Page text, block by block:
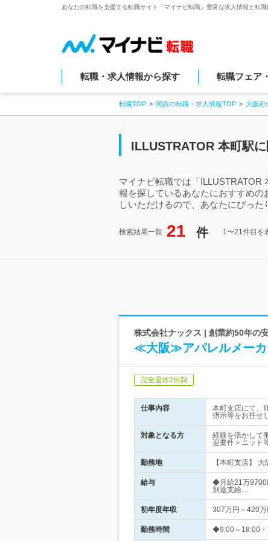
あなたの転職を支援する転職サイト「マイナビ転職」豊富な求人情報と転
転職・求人情報から探す 転職フェア
転職TOP 関西の転職・求人情報TOP 大阪府
ILLUSTRATOR 本町駅
マイナビ転職では「ILLUSTRATOR
報を探しているあなたにおすすめ
しいただけるので、あなたにぴっ
検索結果一覧 21 件 1〜21件目を
株式会社ナックス | 創業約50年の
≪大阪≫アパレルメーカ
完全週休2日制
仕事内容
本町支店にて、
指示等をお任せ
対象となる方
経験を活かして
迎要件＞ニット
勤務地 【本町支店】
給与
◆月給21万9700
別途支給…
初年度年収 307万円～420万
勤務時間 ◆9:00～18:00・